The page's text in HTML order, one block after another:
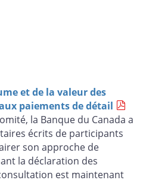
et de la valeur des
paiements de détail
la Banque du Canada a
écrits de participants
son approche de
la déclaration des
est maintenant